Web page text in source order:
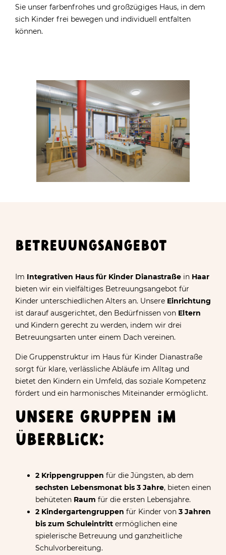
Sie unser farbenfrohes und großzügiges Haus, in dem
sich Kinder frei bewegen und individuell entfalten
können.
BETREUUNGSANGEBOT
Im Integrativen Haus für Kinder Dianastraße in Haar
bieten wir ein vielfältiges Betreuungsangebot für
Kinder unterschiedlichen Alters an. Unsere Einrichtung
ist darauf ausgerichtet, den Bedürfnissen von Eltern
und Kindern gerecht zu werden, indem wir drei
Betreuungsarten unter einem Dach vereinen.
Die Gruppenstruktur im Haus für Kinder Dianastraße
sorgt für klare, verlässliche Abläufe im Alltag und
bietet den Kindern ein Umfeld, das soziale Kompetenz
fördert und ein harmonisches Miteinander ermöglicht.
UNSERE GRUPPEN IM
ÜBERBLICK:
2 Krippengruppen für die Jüngsten, ab dem
sechsten Lebensmonat bis 3 Jahre, bieten einen
behüteten Raum für die ersten Lebensjahre.
2 Kindergartengruppen für Kinder von 3 Jahren
bis zum Schuleintritt ermöglichen eine
spielerische Betreuung und ganzheitliche
Schulvorbereitung.